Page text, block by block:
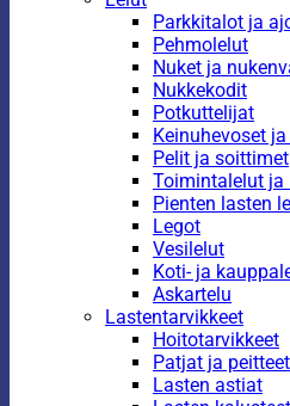
Parkkitalot ja
Pehmolelut
Nuket ja
Nukkekodit
Potkuttelijat
Keinuhevoset
Pelit ja soittimet
Toimintalelut ja
Pienten lasten
Legot
Vesilelut
Koti- ja
Askartelu
Lastentarvikkeet
Hoitotarvikkeet
Patjat ja peitteet
Lasten astiat